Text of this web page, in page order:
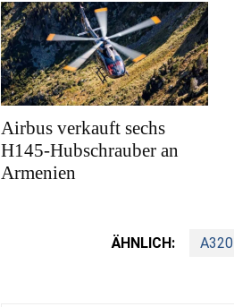
Airbus verkauft sechs
H145-Hubschrauber an
Armenien
ÄHNLICH: A320